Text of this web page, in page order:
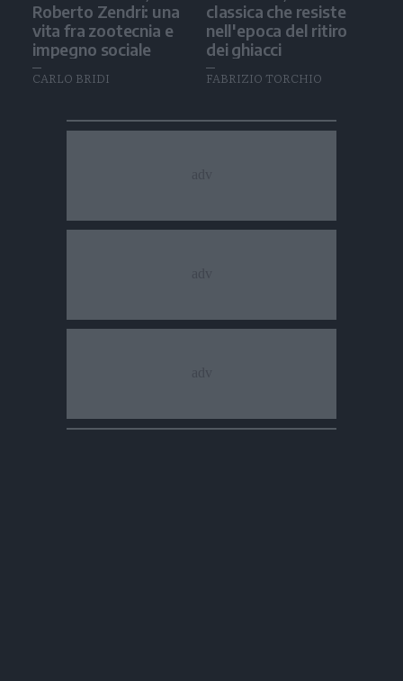
Roberto Zendri: una
vita fra zootecnia e
impegno sociale
CARLO BRIDI
classica che resiste
nell'epoca del ritiro
dei ghiacci
FABRIZIO TORCHIO